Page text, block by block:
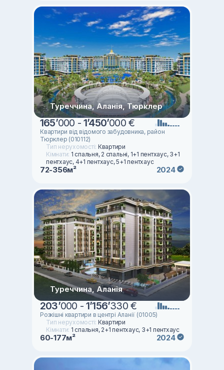
Туреччина, Аланія, Тюрклер
165’000 -1’450’000 €
Квартири від відомого забудовника, район
Тюрклер (010112)
Тип нерухомості: Квартири
Кімнати: 1 спальня, 2 спальні, 1+1 пентхаус, 3+1
пентхаус, 4+1 пентхаус, 5+1 пентхаус
72-356м² 2024
Туреччина, Аланія
203’000 -1’156’330 €
Розкішні квартири в центрі Аланії (01005)
Тип нерухомості: Квартири
Кімнати: 1 спальня, 2+1 пентхаус, 3+1 пентхаус
60-177м² 2024